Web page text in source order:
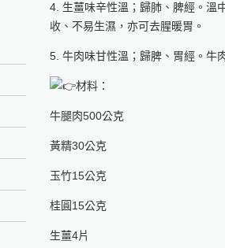
4. 生薑味辛性溫；歸肺、脾經。溫
收、不易生濕，亦可去腥暖胃。
5. 牛肉味甘性溫；歸脾、胃經。牛
材料：
牛腿肉500公克
黃精30公克
玉竹15公克
桂圓15公克
生薑4片